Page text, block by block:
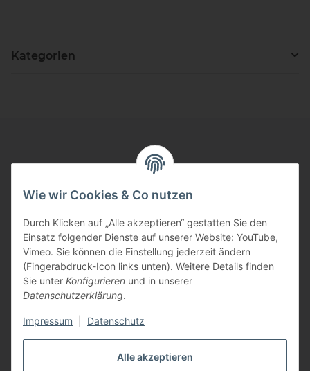
Alle akzeptieren
Wie wir Cookies & Co nutzen
Durch Klicken auf „Alle akzeptieren“ gestatten Sie den
Einsatz folgender Dienste auf unserer Website: YouTube,
Vimeo. Sie können die Einstellung jederzeit ändern
(Fingerabdruck-Icon links unten). Weitere Details finden
Sie unter Konfigurieren und in unserer
Datenschutzerklärung.
Impressum Datenschutz
Kategorien
⚠ Wichtige Information
Die Informationen in diesem Demoshop haben keinerlei
Gültigkeit und dienen ausschließlich der Demonstration von
Erweiterungen fü Online-Shopsystem.
Vertrag widerrufen